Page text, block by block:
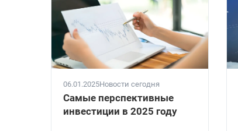
06.01.2025Новости сегодня
Самые перспективные
инвестиции в 2025 году